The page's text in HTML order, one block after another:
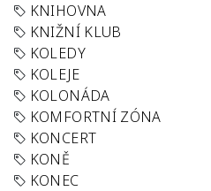
KNIHOVNA
KNIŽNÍ KLUB
KOLEDY
KOLEJE
KOLONÁDA
KOMFORTNÍ ZÓNA
KONCERT
KONĚ
KONEC